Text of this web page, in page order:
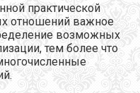
практической
отношений важное
возможных
тем более что